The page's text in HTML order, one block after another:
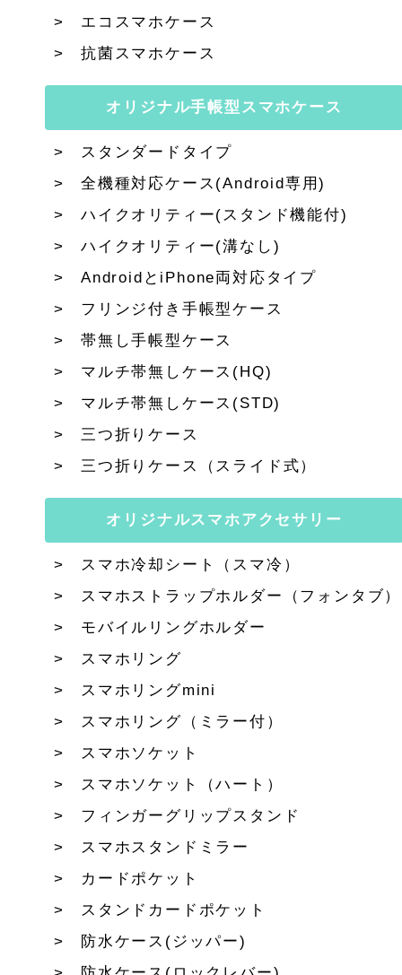
エコスマホケース
抗菌スマホケース
オリジナル手帳型スマホケース
スタンダードタイプ
全機種対応ケース(Android専用)
ハイクオリティー(スタンド機能付)
ハイクオリティー(溝なし)
AndroidとiPhone両対応タイプ
フリンジ付き手帳型ケース
帯無し手帳型ケース
マルチ帯無しケース(HQ)
マルチ帯無しケース(STD)
三つ折りケース
三つ折りケース（スライド式）
オリジナルスマホアクセサリー
スマホ冷却シート（スマ冷）
スマホストラップホルダー（フォンタブ）
モバイルリングホルダー
スマホリング
スマホリングmini
スマホリング（ミラー付）
スマホソケット
スマホソケット（ハート）
フィンガーグリップスタンド
スマホスタンドミラー
カードポケット
スタンドカードポケット
防水ケース(ジッパー)